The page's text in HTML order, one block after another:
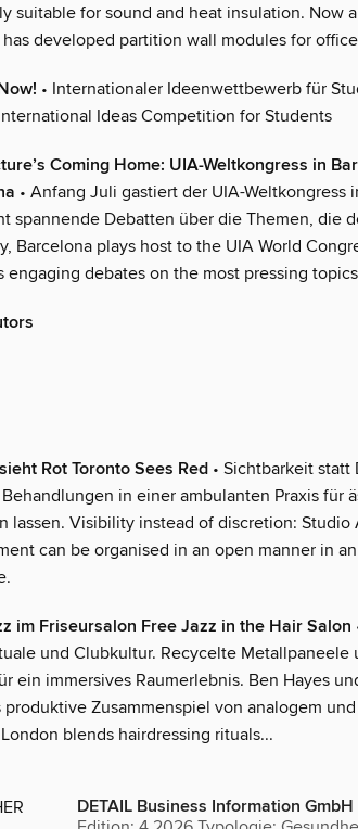
suitable for sound and heat insulation. Now
developed partition wall modules for
• Internationaler Ideenwettbewerb für
Ideas Competition for Students
Coming Home: UIA-Weltkongress in
• Anfang Juli gastiert der UIA-Weltkongress
spannende Debatten über die Themen, die
Barcelona plays host to the UIA World
engaging debates on the most pressing
Rot Toronto Sees Red • Sichtbarkeit
in einer ambulanten Praxis für
lassen. Visibility instead of discretion:
can be organised in an open manner in
im Friseursalon Free Jazz in the Hair Salon
und Clubkultur. Recycelte
ein immersives Raumerlebnis. Ben Hayes
produktive Zusammenspiel von analogem
blends hairdressing rituals...
DETAIL Business Information GmbH